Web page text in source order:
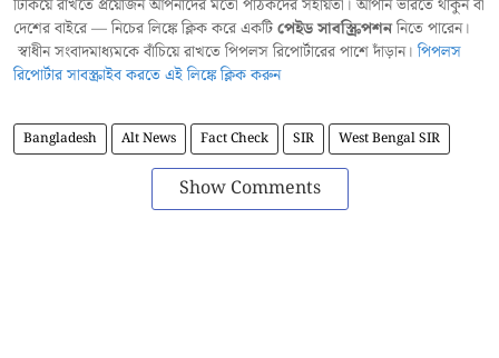
টিকিয়ে রাখতে প্রয়োজন আপনাদের মতো পাঠকদের সহায়তা। আপনি ভারতে থাকুন বা
দেশের বাইরে — নিচের লিঙ্কে ক্লিক করে একটিপেইড সাবস্ক্রিপশননিতে পারেন।
স্বাধীন সংবাদমাধ্যমকে বাঁচিয়ে রাখতে পিপলস রিপোর্টারের পাশে দাঁড়ান।পিপলস
রিপোর্টার সাবস্ক্রাইব করতে এই লিঙ্কে ক্লিক করুন
Bangladesh Alt News Fact Check SIR West Bengal SIR
Show Comments